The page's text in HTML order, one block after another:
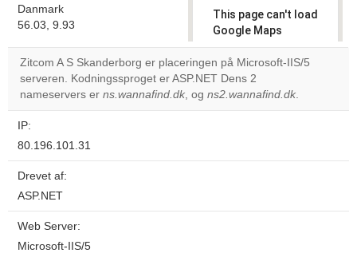
Danmark
56.03, 9.93
This page can't load
Google Maps
correctly.
Do you
own this
Zitcom A S Skanderborg er placeringen på Microsoft-IIS/5
serveren. Kodningssproget er ASP.NET Dens 2
nameservers er ns.wannafind.dk, og ns2.wannafind.dk.
IP:
80.196.101.31
Drevet af:
ASP.NET
Web Server:
Microsoft-IIS/5